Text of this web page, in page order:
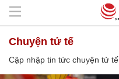
chuyện tử tế
Cập nhập tin tức chuyện tử tế